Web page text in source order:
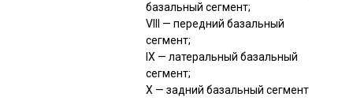
базальный сегмент;
VIII — передний базальный
сегмент;
IX — латеральный базальный
сегмент;
X — задний базальный сегмент